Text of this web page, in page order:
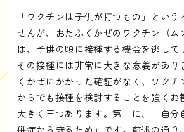
「ワクチンは子供が打つもの」とい
せんが、おたふくかぜのワクチン（ム
は、子供の頃に接種する機会を逃して
その接種には非常に大きな意義があ
くかぜにかかった確証がなく、ワク
からでも接種を検討することを強くお
大きく三つあります。第一に、「自